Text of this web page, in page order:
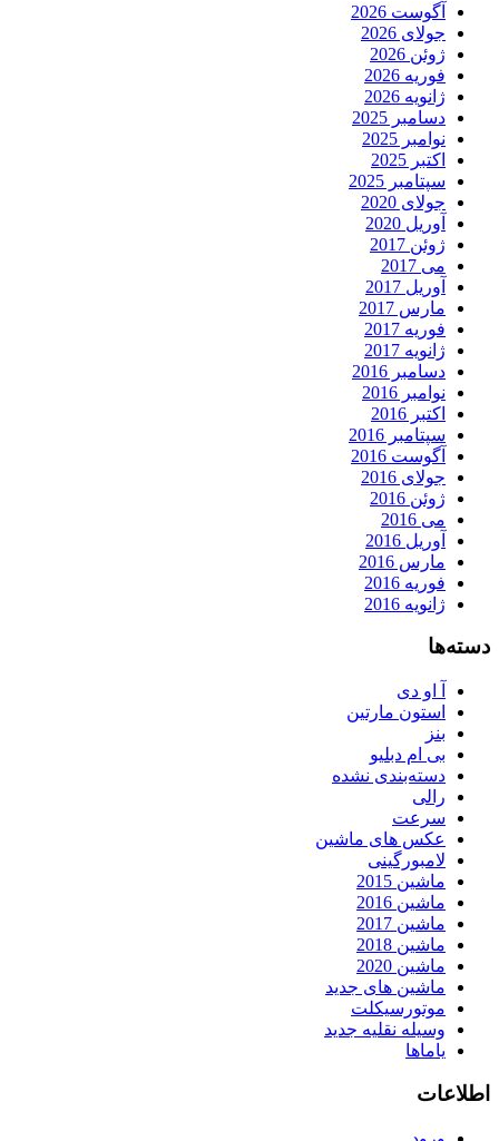
آگوست 2026
جولای 2026
ژوئن 2026
فوریه 2026
ژانویه 2026
دسامبر 2025
نوامبر 2025
اکتبر 2025
سپتامبر 2025
جولای 2020
آوریل 2020
ژوئن 2017
می 2017
آوریل 2017
مارس 2017
فوریه 2017
ژانویه 2017
دسامبر 2016
نوامبر 2016
اکتبر 2016
سپتامبر 2016
آگوست 2016
جولای 2016
ژوئن 2016
می 2016
آوریل 2016
مارس 2016
فوریه 2016
ژانویه 2016
دسته‌ها
آ او دی
استون مارتین
بنز
بی ام دبلیو
دسته‌بندی نشده
رالی
سرعت
عکس های ماشین
لامبورگینی
ماشین 2015
ماشین 2016
ماشین 2017
ماشین 2018
ماشین 2020
ماشین های جدید
موتورسیکلت
وسیله نقلیه جدید
یاماها
اطلاعات